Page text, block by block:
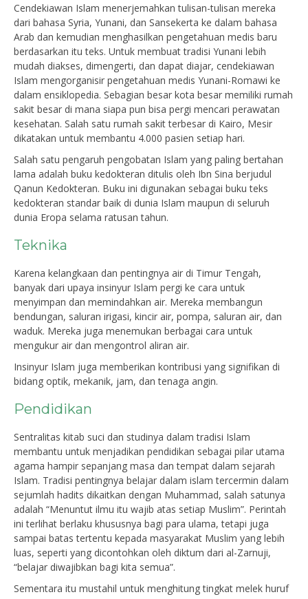
Cendekiawan Islam menerjemahkan tulisan-tulisan mereka
dari bahasa Syria, Yunani, dan Sansekerta ke dalam bahasa
Arab dan kemudian menghasilkan pengetahuan medis baru
berdasarkan itu teks. Untuk membuat tradisi Yunani lebih
mudah diakses, dimengerti, dan dapat diajar, cendekiawan
Islam mengorganisir pengetahuan medis Yunani-Romawi ke
dalam ensiklopedia. Sebagian besar kota besar memiliki rumah
sakit besar di mana siapa pun bisa pergi mencari perawatan
kesehatan. Salah satu rumah sakit terbesar di Kairo, Mesir
dikatakan untuk membantu 4.000 pasien setiap hari.
Salah satu pengaruh pengobatan Islam yang paling bertahan
lama adalah buku kedokteran ditulis oleh Ibn Sina berjudul
Qanun Kedokteran. Buku ini digunakan sebagai buku teks
kedokteran standar baik di dunia Islam maupun di seluruh
dunia Eropa selama ratusan tahun.
Teknika
Karena kelangkaan dan pentingnya air di Timur Tengah,
banyak dari upaya insinyur Islam pergi ke cara untuk
menyimpan dan memindahkan air. Mereka membangun
bendungan, saluran irigasi, kincir air, pompa, saluran air, dan
waduk. Mereka juga menemukan berbagai cara untuk
mengukur air dan mengontrol aliran air.
Insinyur Islam juga memberikan kontribusi yang signifikan di
bidang optik, mekanik, jam, dan tenaga angin.
Pendidikan
Sentralitas kitab suci dan studinya dalam tradisi Islam
membantu untuk menjadikan pendidikan sebagai pilar utama
agama hampir sepanjang masa dan tempat dalam sejarah
Islam. Tradisi pentingnya belajar dalam islam tercermin dalam
sejumlah hadits dikaitkan dengan Muhammad, salah satunya
adalah “Menuntut ilmu itu wajib atas setiap Muslim”. Perintah
ini terlihat berlaku khususnya bagi para ulama, tetapi juga
sampai batas tertentu kepada masyarakat Muslim yang lebih
luas, seperti yang dicontohkan oleh diktum dari al-Zarnuji,
“belajar diwajibkan bagi kita semua”.
Sementara itu mustahil untuk menghitung tingkat melek huruf